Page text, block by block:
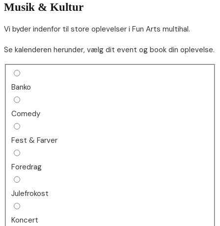
Musik & Kultur
Vi byder indenfor til store oplevelser i Fun Arts multihal.
Se kalenderen herunder, vælg dit event og book din oplevelse.
Banko
Comedy
Fest & Farver
Foredrag
Julefrokost
Koncert